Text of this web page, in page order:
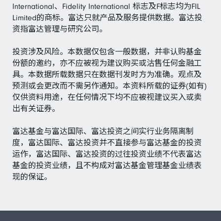
International、Fidelity International 标志及F标志均为FIL
Limited的商标。富达只就产品及服务提供数据。富达投
资指富达管理与研究公司。
投资涉及风险。本数据仅包含一般数据，并非认购基金
份额的邀约，亦不应被视为建议购买或沽售任何金融工
具。本数据所载数据只在数据刊发时方为准确。观点及
预测或会更改而不需另作通知。本资料所载的证券(如有)
仅供资料用途，在任何情况下均不应被视建议买入或卖
出有关证券。
富达基金与富达国际、富达投资之间实行业务隔离制
度，富达国际、富达投资并不直接参与富达基金的投资
运作，富达国际、富达投资的过往投资业绩不代表富达
基金的投资业绩，且不构成对富达基金管理基金业绩表
现的保证。